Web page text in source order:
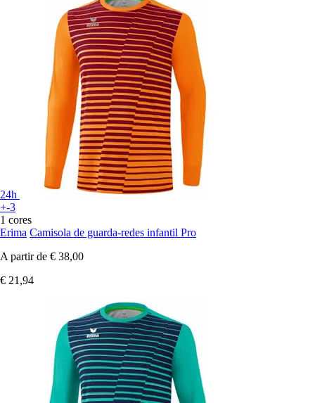
24h
+-3
1 cores
Erima Camisola de guarda-redes infantil Pro
A partir de € 38,00
€ 21,94